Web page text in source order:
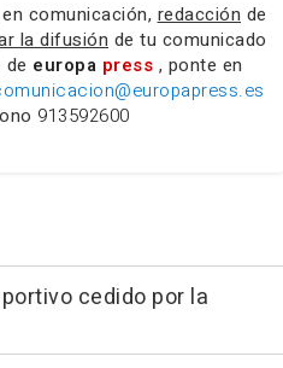
en comunicación, redacción de
la difusión de tu comunicado
europa press , ponte en
913592600
cedido por la